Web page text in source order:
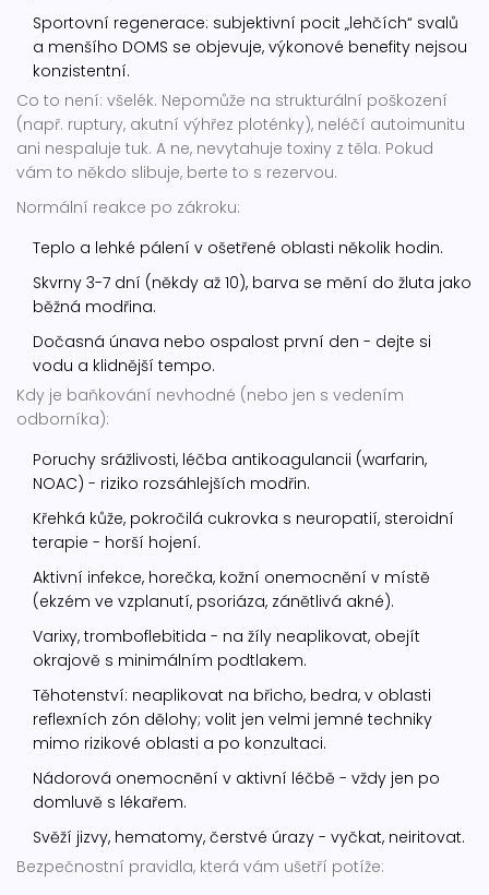
Sportovní regenerace: subjektivní pocit „lehčích“ svalů
a menšího DOMS se objevuje, výkonové benefity nejsou
konzistentní.
Co to není: všelék. Nepomůže na strukturální poškození
(např. ruptury, akutní výhřez ploténky), neléčí autoimunitu
ani nespaluje tuk. A ne, nevytahuje toxiny z těla. Pokud
vám to někdo slibuje, berte to s rezervou.
Normální reakce po zákroku:
Teplo a lehké pálení v ošetřené oblasti několik hodin.
Skvrny 3-7 dní (někdy až 10), barva se mění do žluta jako
běžná modřina.
Dočasná únava nebo ospalost první den - dejte si
vodu a klidnější tempo.
Kdy je baňkování nevhodné (nebo jen s vedením
odborníka):
Poruchy srážlivosti, léčba antikoagulancii (warfarin,
NOAC) - riziko rozsáhlejších modřin.
Křehká kůže, pokročilá cukrovka s neuropatií, steroidní
terapie - horší hojení.
Aktivní infekce, horečka, kožní onemocnění v místě
(ekzém ve vzplanutí, psoriáza, zánětlivá akné).
Varixy, tromboflebitida - na žíly neaplikovat, obejít
okrajově s minimálním podtlakem.
Těhotenství: neaplikovat na břicho, bedra, v oblasti
reflexních zón dělohy; volit jen velmi jemné techniky
mimo rizikové oblasti a po konzultaci.
Nádorová onemocnění v aktivní léčbě - vždy jen po
domluvě s lékařem.
Svěží jizvy, hematomy, čerstvé úrazy - vyčkat, neiritovat.
Bezpečnostní pravidla, která vám ušetří potíže: